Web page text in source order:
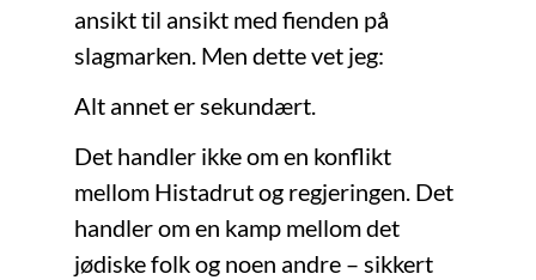
ansikt til ansikt med fienden på
slagmarken. Men dette vet jeg:
Alt annet er sekundært.
Det handler ikke om en konflikt
mellom Histadrut og regjeringen. Det
handler om en kamp mellom det
jødiske folk og noen andre – sikkert